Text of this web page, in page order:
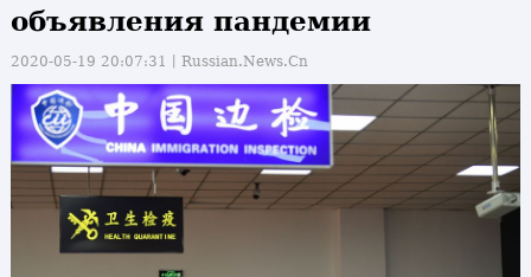
объявления пандемии
2020-05-19 20:07:31丨 Russian.News.Cn